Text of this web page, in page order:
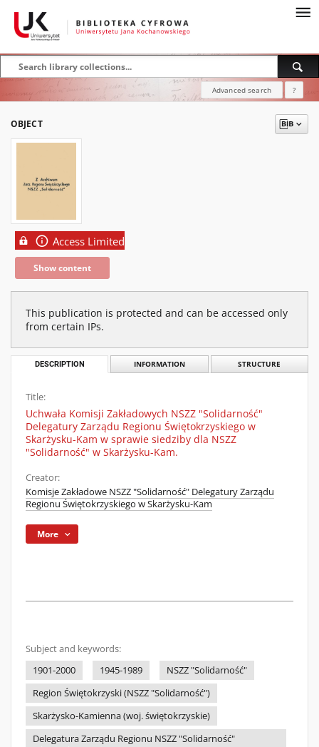
Advanced search ?
OBJECT
Access Limited
Show content
This publication is protected and can be accessed only
from certain IPs.
DESCRIPTION INFORMATION STRUCTURE
Title:
Uchwała Komisji Zakładowych NSZZ "Solidarność"
Delegatury Zarządu Regionu Świętokrzyskiego w
Skarżysku-Kam w sprawie siedziby dla NSZZ
"Solidarność" w Skarżysku-Kam.
Creator:
Komisje Zakładowe NSZZ "Solidarność" Delegatury Zarządu
Regionu Świętokrzyskiego w Skarżysku-Kam
More
Subject and keywords:
1901-2000
1945-1989
NSZZ "Solidarność"
Region Świętokrzyski (NSZZ "Solidarność")
Skarżysko-Kamienna (woj. świętokrzyskie)
Delegatura Zarządu Regionu NSZZ "Solidarność"